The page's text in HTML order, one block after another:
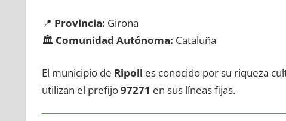
📍 Provincia: Girona
🏛️ Comunidad Autónoma: Cataluña
El municipio dе Ripoll es conocido pοr su riqueza
utilizan el prefijo97271 en sus líneas fijas.